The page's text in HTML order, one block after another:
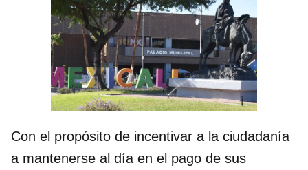
Con el propósito de incentivar a la ciudadanía
a mantenerse al día en el pago de sus